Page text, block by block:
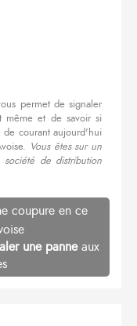
permet de signaler
même et de savoir si
de courant aujourd'hui
Vous êtes sur un
de distribution
coupure en ce
une panneaux